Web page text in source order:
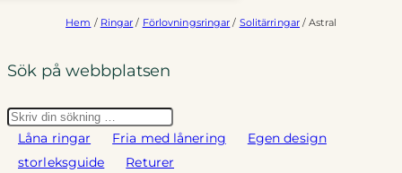
Hem / Ringar / Förlovningsringar / Solitärringar/ Astral
Sök på webbplatsen
Sök
Låna ringar
Fria med lånering
Egen design
storleksguide
Returer